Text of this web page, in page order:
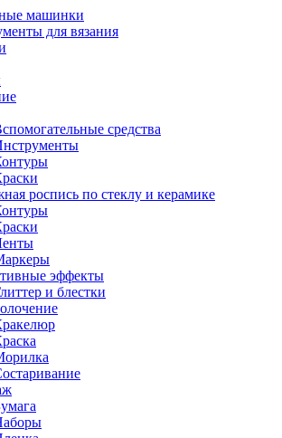
машинки
для вязания
средства
роспись по стеклу и керамике
эффекты
и блестки